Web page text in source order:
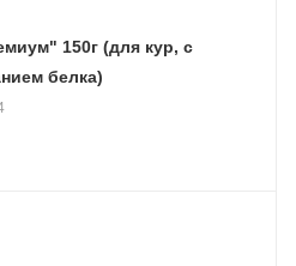
150г (для кур, с
белка)